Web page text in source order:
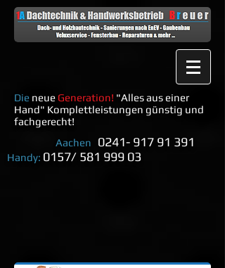
Die neue Generation! "Alles aus einer
Hand" Komplettleistungen günstig und
fachgerecht!
Aachen
0241- 917 91 391
Handy: 0157/ 581 999 03